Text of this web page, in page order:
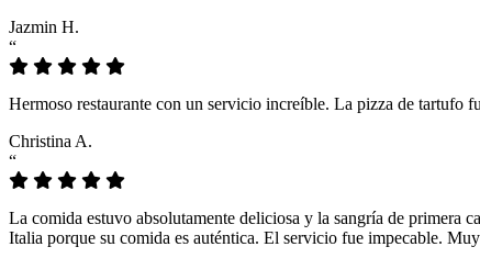
Jazmin H.
“
Hermoso restaurante con un servicio increíble. La pizza de tartufo
Christina A.
“
La comida estuvo absolutamente deliciosa y la sangría de primera
Italia porque su comida es auténtica. El servicio fue impecable.